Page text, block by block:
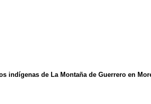
indígenas de La Montaña de Guerrero en